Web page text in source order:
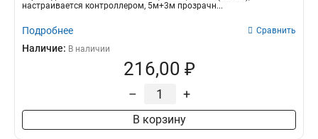
настраивается контроллером, 5м+3м прозрачн...
Подробнее Сравнить
Наличие: В наличии
216,00 ₽
– +
В корзину